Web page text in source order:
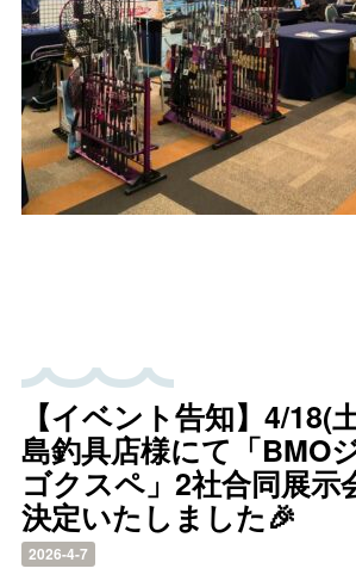
【イベント告知】4/18(
島釣具店様にて「BMO
ゴクスペ」2社合同展示
決定いたしました🎉
2026-4-7